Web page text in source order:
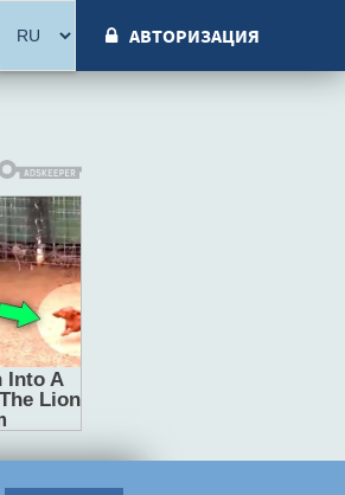
АВТОРИЗАЦИЯ